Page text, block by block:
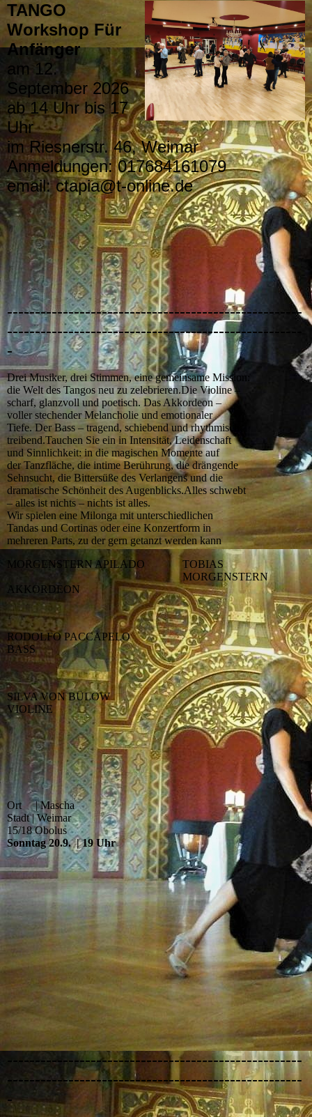
TANGO
Workshop Für
Anfänger
am 12.
September 2026
ab 14 Uhr bis 17
Uhr
im Riesnerstr. 46, Weimar
Anmeldungen: 017684161079
email: ctapia@t-online.de
-----------------------------------------------------
-----------------------------------------------------
-
Drei Musiker, drei Stimmen, eine gemeinsame Mission:
die Welt des Tangos neu zu zelebrieren.Die Violine –
scharf, glanzvoll und poetisch. Das Akkordeon –
voller stechender Melancholie und emotionaler
Tiefe. Der Bass – tragend, schiebend und rhythmisch
treibend.Tauchen Sie ein in Intensität, Leidenschaft
und Sinnlichkeit: in die magischen Momente auf
der Tanzfläche, die intime Berührung, die drängende
Sehnsucht, die Bittersüße des Verlangens und die
dramatische Schönheit des Augenblicks.Alles schwebt
– alles ist nichts – nichts ist alles.
Wir spielen eine Milonga mit unterschiedlichen
Tandas und Cortinas oder eine Konzertform in
mehreren Parts, zu der gern getanzt werden kann
MORGENSTERN APILADO
TOBIAS
MORGENSTERN
AKKORDEON
RODOLFO PACCAPELO
BASS
SILVA VON BÜLOW
VIOLINE
Ort | Mascha
Stadt | Weimar
15/18 Obolus
Sonntag 20.9. | 19 Uhr
-----------------------------------------------------
-----------------------------------------------------
-